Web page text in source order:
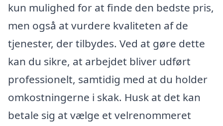
kun mulighed for at finde den bedste pris,
men også at vurdere kvaliteten af de
tjenester, der tilbydes. Ved at gøre dette
kan du sikre, at arbejdet bliver udført
professionelt, samtidig med at du holder
omkostningerne i skak. Husk at det kan
betale sig at vælge et velrenommeret